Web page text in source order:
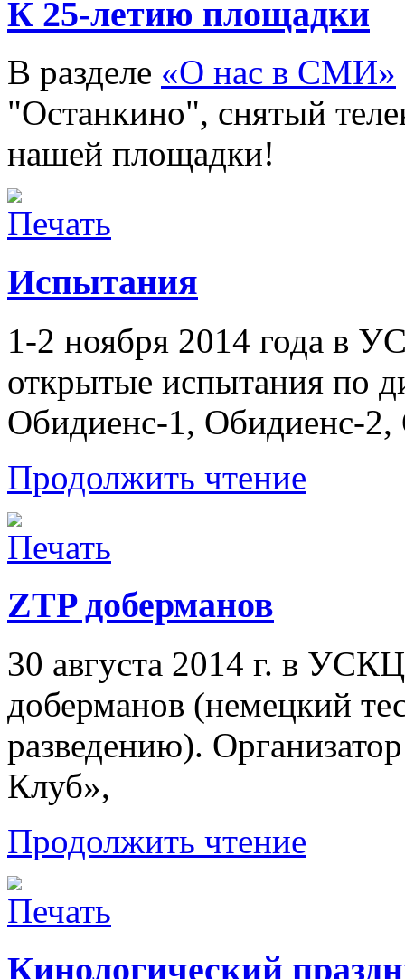
К 25-летию площадки
В разделе «О нас в СМИ»
"Останкино", снятый
нашей площадки!
Испытания
1-2 ноября 2014 года в
открытые испытания по
Обидиенс-1,
Продолжить чтение
ZTP доберманов
30 августа 2014 г. в
доберманов (немецкий
разведению).
Клуб»,
Продолжить чтение
Кинологический